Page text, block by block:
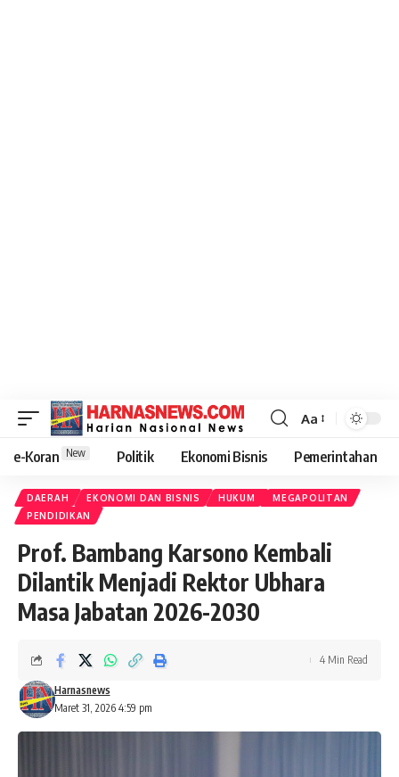
Aa
e-Koran New Politik Ekonomi Bisnis Pemerintahan
DAERAH EKONOMI DAN BISNIS HUKUM
MEGAPOLITAN
PENDIDIKAN
Prof. Bambang Karsono Kembali
Dilantik Menjadi Rektor Ubhara
Masa Jabatan 2026-2030
Maret 31, 2026 4:59 pm
Harnasnews
4 Min Read